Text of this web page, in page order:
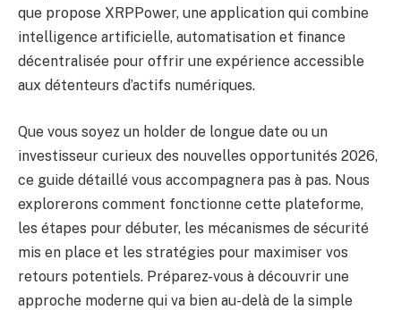
que propose XRPPower, une application qui combine
intelligence artificielle, automatisation et finance
décentralisée pour offrir une expérience accessible
aux détenteurs d’actifs numériques.
Que vous soyez un holder de longue date ou un
investisseur curieux des nouvelles opportunités 2026,
ce guide détaillé vous accompagnera pas à pas. Nous
explorerons comment fonctionne cette plateforme,
les étapes pour débuter, les mécanismes de sécurité
mis en place et les stratégies pour maximiser vos
retours potentiels. Préparez-vous à découvrir une
approche moderne qui va bien au-delà de la simple